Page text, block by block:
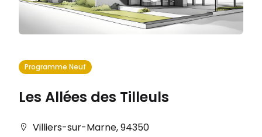
Programme Neuf
Les Allées des Tilleuls
Villiers-sur-Marne,94350